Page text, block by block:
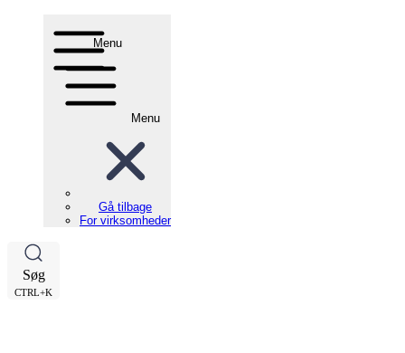
Menu
Menu
Gå tilbage
For virksomheder
Søg
CTRL+K